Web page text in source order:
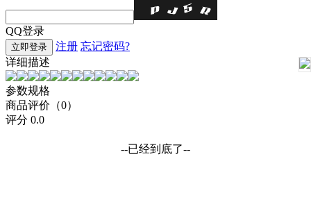
QQ登录
立即登录 注册 忘记密码?
详细描述
参数规格
商品评价（0）
评分 0.0
--已经到底了--